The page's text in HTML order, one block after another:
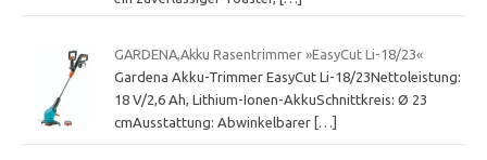
GARDENA,Akku Rasentrimmer »EasyCut Li-18/23«
Gardena Akku-Trimmer EasyCut Li-18/23Nettoleistung:
18 V/2,6 Ah, Lithium-Ionen-AkkuSchnittkreis: Ø 23
cmAusstattung: Abwinkelbarer […]